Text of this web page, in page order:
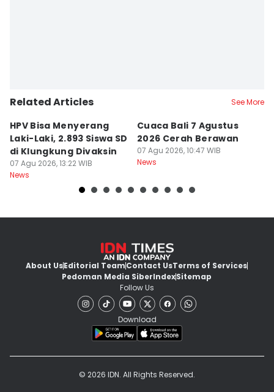
Related Articles See More
HPV Bisa Menyerang
Laki-Laki, 2.893 Siswa SD
di Klungkung Divaksin
07 Agu 2026, 13:22 WIB
News
Cuaca Bali 7 Agustus
2026 Cerah Berawan
07 Agu 2026, 10:47 WIB
News
About UsEditorial TeamContact UsTerms of Services
Pedoman Media SiberIndexSitemap
Follow Us
Download
© 2026 IDN. All Rights Reserved.